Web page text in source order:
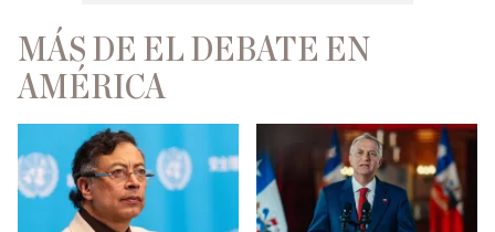
MÁS DE EL DEBATE EN
AMÉRICA